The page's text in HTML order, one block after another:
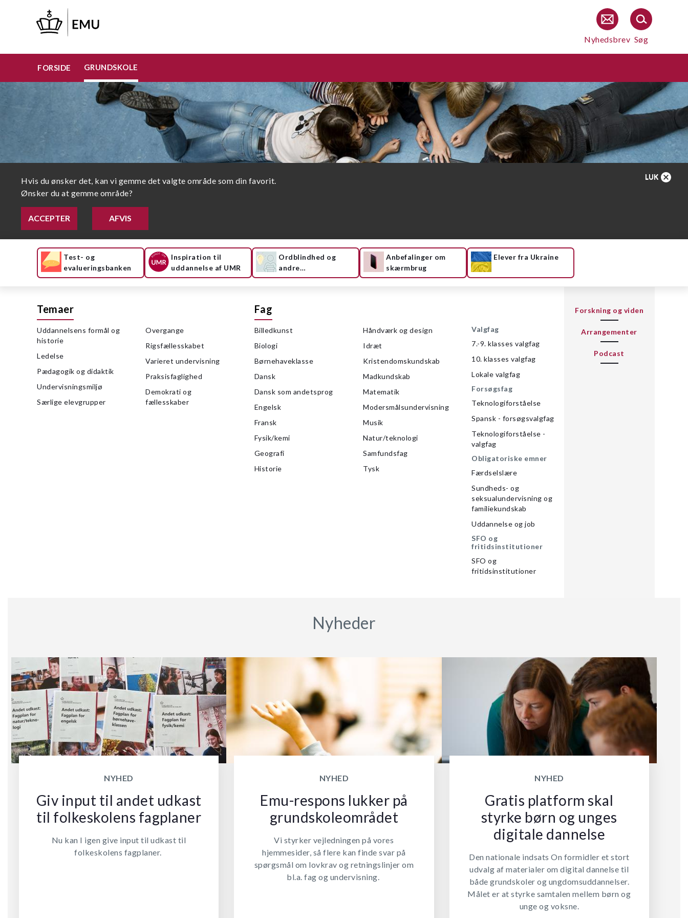
hovedindhold
Nyhedsbrev Søg
FORSIDE GRUNDSKOLE
GRUNDSKOLE LUK
Statusmeddelelse
Hvis du ønsker det, kan vi gemme det valgte område som din favorit.
Ønsker du at gemme område?
ACCEPTER AFVIS
Test- og
evalueringsbanken
Inspiration til
uddannelse af UMR
Ordblindhed og
andre
læsevanskeligheder
Anbefalinger om
skærmbrug
Elever fra Ukraine
Temaer
Uddannelsens formål og
historie
Ledelse
Pædagogik og didaktik
Undervisningsmiljø
Særlige elevgrupper
Overgange
Rigsfællesskabet
Varieret undervisning
Praksisfaglighed
Demokrati og
fællesskaber
Fag
Billedkunst
Biologi
Børnehaveklasse
Dansk
Dansk som andetsprog
Engelsk
Fransk
Fysik/kemi
Geografi
Historie
Håndværk og design
Idræt
Kristendomskundskab
Madkundskab
Matematik
Modersmålsundervisning
Musik
Natur/teknologi
Samfundsfag
Tysk
Valgfag
7.-9. klasses valgfag
10. klasses valgfag
Lokale valgfag
Forsøgsfag
Teknologiforståelse
Spansk - forsøgsvalgfag
Teknologiforståelse -
valgfag
Obligatoriske emner
Færdselslære
Sundheds- og
seksualundervisning og
familiekundskab
Uddannelse og job
SFO og
fritidsinstitutioner
SFO og
fritidsinstitutioner
Forskning og viden
Arrangementer
Podcast
Nyheder
NYHED
Giv input til andet udkast
til folkeskolens fagplaner
Nu kan I igen give input til udkast til
folkeskolens fagplaner.
NYHED
Emu-respons lukker på
grundskoleområdet
Vi styrker vejledningen på vores
hjemmesider, så flere kan finde svar på
spørgsmål om lovkrav og retningslinjer om
bl.a. fag og undervisning.
NYHED
Gratis platform skal
styrke børn og unges
digitale dannelse
Den nationale indsats On formidler et stort
udvalg af materialer om digital dannelse til
både grundskoler og ungdomsuddannelser.
Målet er at styrke samtalen mellem børn og
unge og voksne.